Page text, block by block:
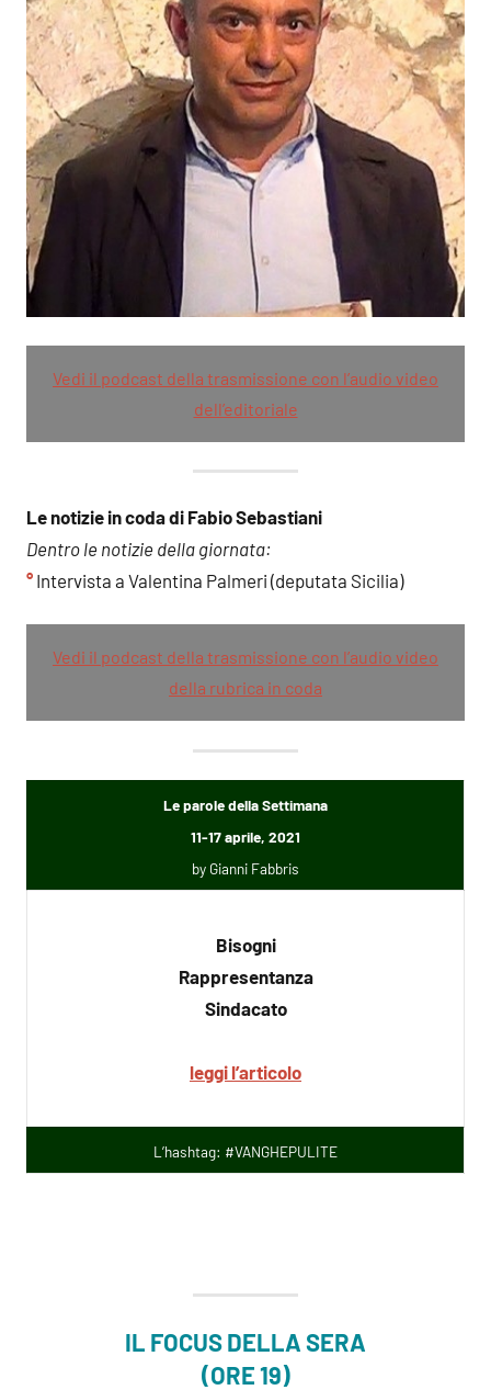
Vedi il podcast della trasmissione con l’audio video
dell’editoriale
Le notizie in coda di Fabio Sebastiani
Dentro le notizie della giornata:
° Intervista a Valentina Palmeri (deputata Sicilia)
Vedi il podcast della trasmissione con l’audio video
della rubrica in coda
Le parole della Settimana
11-17 aprile, 2021
by Gianni Fabbris
Bisogni
Rappresentanza
Sindacato
leggi l’articolo
L’hashtag: #VANGHEPULITE
IL FOCUS DELLA SERA
(ORE 19)